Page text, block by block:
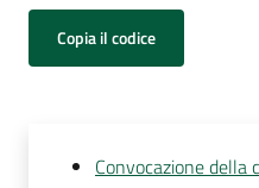
Copia il codice
Convocazione della